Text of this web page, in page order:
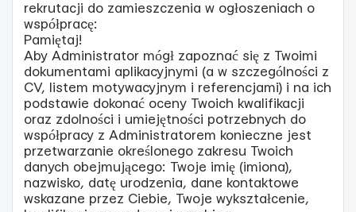
rekrutacji do zamieszczenia w ogłoszeniach o
współpracę:
Pamiętaj!
Aby Administrator mógł zapoznać się z Twoimi
dokumentami aplikacyjnymi (a w szczególności z
CV, listem motywacyjnym i referencjami) i na ich
podstawie dokonać oceny Twoich kwalifikacji
oraz zdolności i umiejętności potrzebnych do
współpracy z Administratorem konieczne jest
przetwarzanie określonego zakresu Twoich
danych obejmującego: Twoje imię (imiona),
nazwisko, datę urodzenia, dane kontaktowe
wskazane przez Ciebie, Twoje wykształcenie,